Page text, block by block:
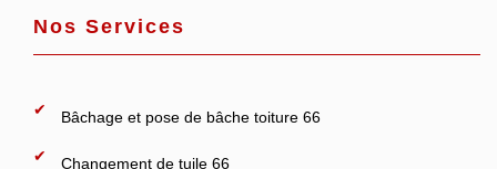
Nos Services
Bâchage et pose de bâche toiture 66
Changement de tuile 66